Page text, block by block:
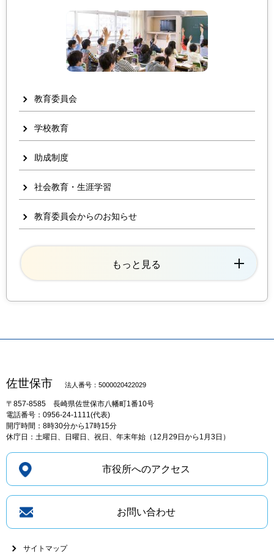
教育委員会
学校教育
助成制度
社会教育・生涯学習
教育委員会からのお知らせ
もっと見る
佐世保市 法人番号：5000020422029
〒857-8585 長崎県佐世保市八幡町1番10号
電話番号：0956-24-1111(代表)
開庁時間：8時30分から17時15分
休庁日：土曜日、日曜日、祝日、年末年始（12月29日から1月3日）
市役所へのアクセス
お問い合わせ
サイトマップ